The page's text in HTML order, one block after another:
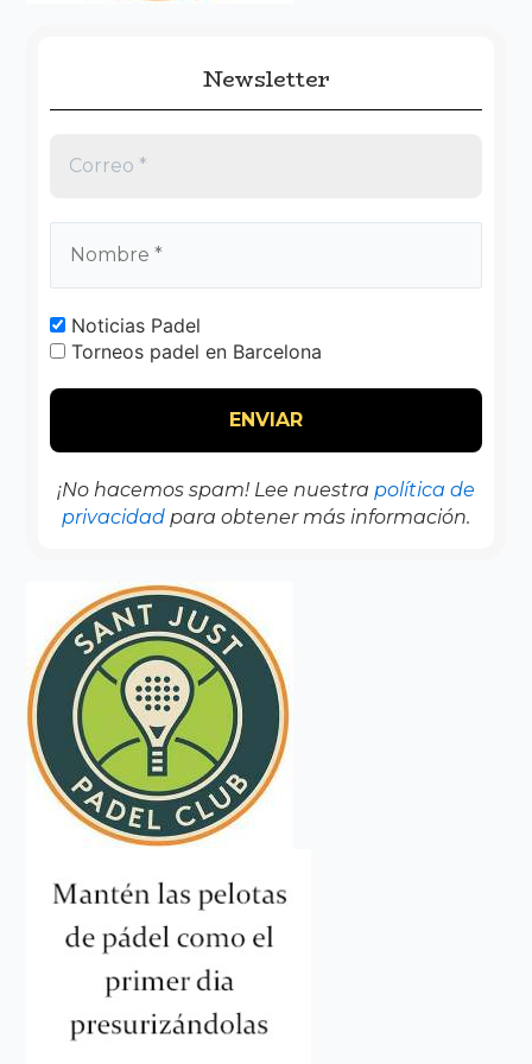
Newsletter
Noticias Padel
Torneos padel en Barcelona
¡No hacemos spam! Lee nuestra política de
privacidad para obtener más información.